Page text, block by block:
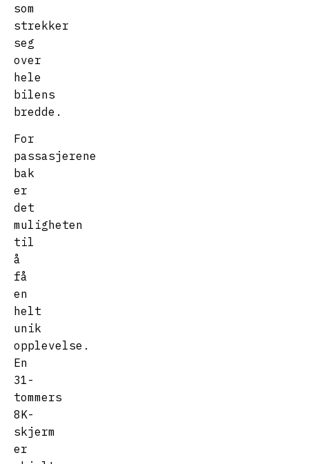
som
strekker
seg
over
hele
bilens
bredde.
For
passasjerene
bak
er
det
muligheten
til
å
få
en
helt
unik
opplevelse.
En
31-
tommers
8K-
skjerm
er